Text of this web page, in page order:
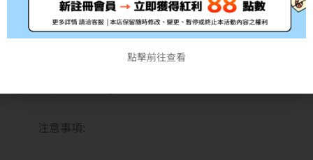
噴墨列印標籤、雷射列印標籤、點矩陣列印標
籤、條碼吊卡、電腦標籤
注意事項:
點擊前往查看